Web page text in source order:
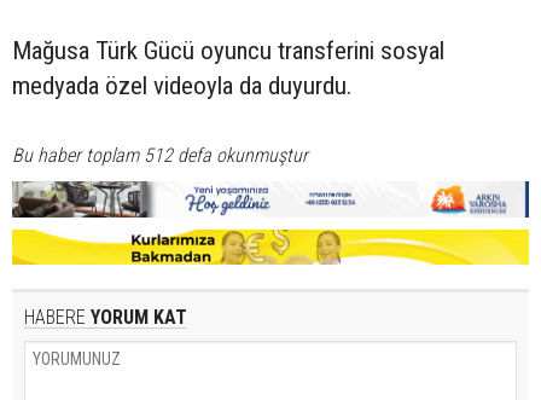
Mağusa Türk Gücü oyuncu transferini sosyal
medyada özel videoyla da duyurdu.
Bu haber toplam 512 defa okunmuştur
HABERE YORUM KAT